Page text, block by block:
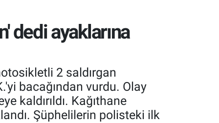
dedi ayaklarına
2 saldırgan
bacağından vurdu. Olay
kaldırıldı. Kağıthane
Şüphelilerin polisteki ilk